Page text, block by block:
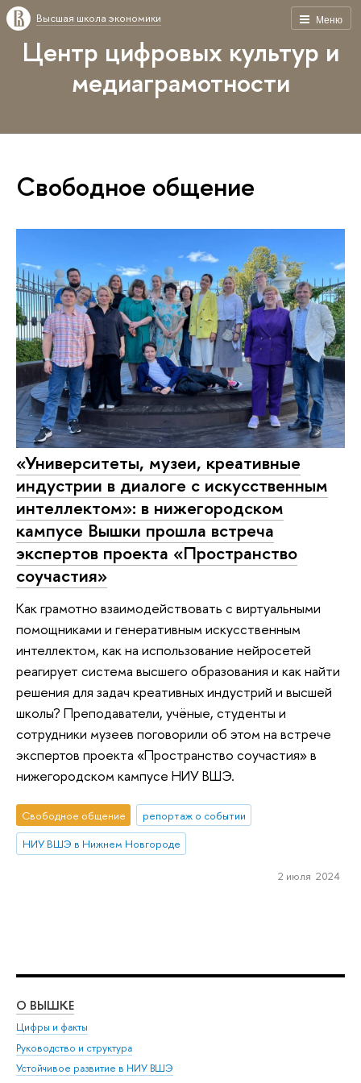
Меню
Высшая школа экономики
Центр цифровых культур и
медиаграмотности
Свободное общение
«Университеты, музеи, креативные
индустрии в диалоге с искусственным
интеллектом»: в нижегородском
кампусе Вышки прошла встреча
экспертов проекта «Пространство
соучастия»
Как грамотно взаимодействовать с виртуальными
помощниками и генеративным искусственным
интеллектом, как на использование нейросетей
реагирует система высшего образования и как найти
решения для задач креативных индустрий и высшей
школы? Преподаватели, учёные, студенты и
сотрудники музеев поговорили об этом на встрече
экспертов проекта «Пространство соучастия» в
нижегородском кампусе НИУ ВШЭ.
Свободное общение
репортаж о событии
НИУ ВШЭ в Нижнем Новгороде
2 июля 2024
О ВЫШКЕ
Цифры и факты
Руководство и структура
Устойчивое развитие в НИУ ВШЭ